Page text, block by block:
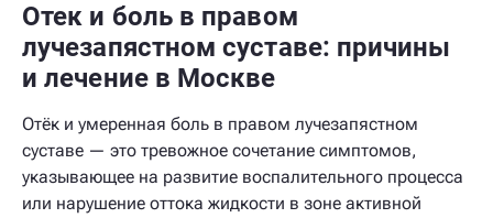
Отек и боль в правом
лучезапястном суставе: причины
и лечение в Москве
Отёк и умеренная боль в правом лучезапястном
суставе — это тревожное сочетание симптомов,
указывающее на развитие воспалительного процесса
или нарушение оттока жидкости в зоне активной